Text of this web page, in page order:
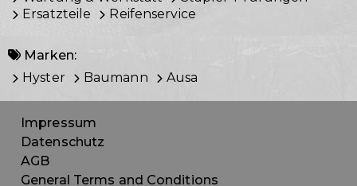
Ersatzteile
Reifenservice
Marken:
Hyster
Baumann Ausa
Impressum
Datenschutz
AGB
General Terms and Conditions